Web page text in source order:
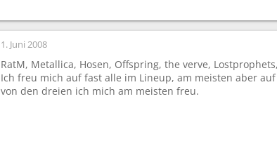
1. Juni 2008
RatM, Metallica, Hosen, Offspring, the verve,
Ich freu mich auf fast alle im Lineup, am meisten aber
von den dreien ich mich am meisten freu.